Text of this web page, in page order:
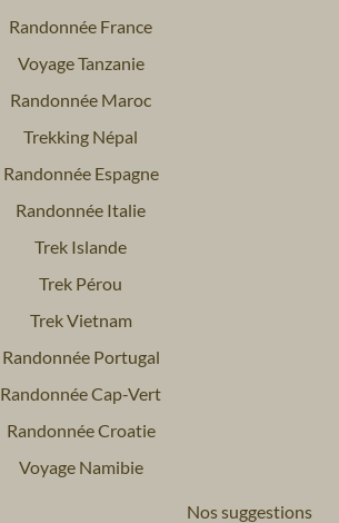
Randonnée France
Voyage Tanzanie
Randonnée Maroc
Trekking Népal
Randonnée Espagne
Randonnée Italie
Trek Islande
Trek Pérou
Trek Vietnam
Randonnée Portugal
Randonnée Cap-Vert
Randonnée Croatie
Voyage Namibie
Nos suggestions